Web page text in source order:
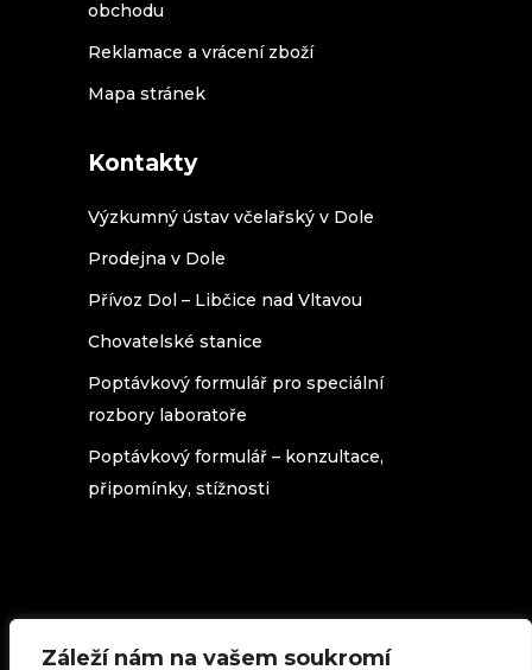
Záleží nám na vašem soukromí
obchodu
Reklamace a vrácení zboží
Mapa stránek
Kontakty
Výzkumný ústav včelařský v Dole
Prodejna v Dole
Přívoz Dol – Libčice nad Vltavou
Chovatelské stanice
Poptávkový formulář pro speciální
rozbory laboratoře
Poptávkový formulář – konzultace,
připomínky, stížnosti